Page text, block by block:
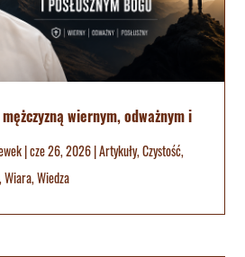
wiernym, odważnym i
|cze 26, 2026|Artykuły,Czystość,
,Wiara,Wiedza